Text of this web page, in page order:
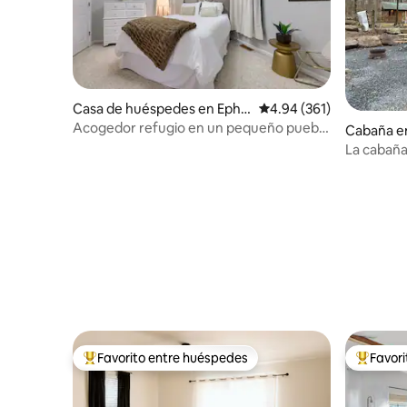
Casa de huéspedes en Ephr
ata
Calificación promedio:
4.94 (361)
Acogedor refugio en un pequeño pueblo
Cabaña
La
De los mejores en Favorito entre huéspedes
Favorito entre huéspedes De los